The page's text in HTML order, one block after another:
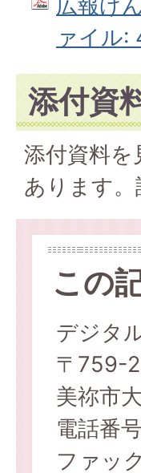
広報げ
ァイル:
添付資
添付資料
あります
この
デジタ
〒759-
美祢市
電話番
ファッ